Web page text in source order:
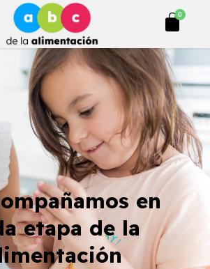
0
Cart
en
etapa de la